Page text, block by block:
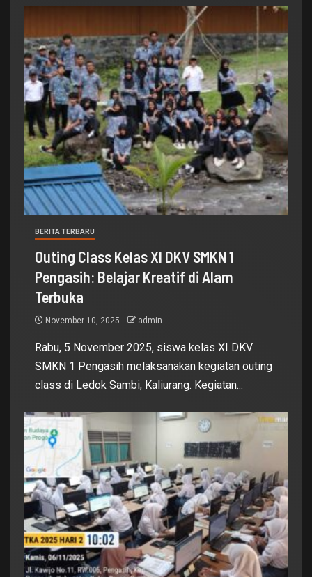
BERITA TERBARU
Outing Class Kelas XI DKV SMKN 1
Pengasih: Belajar Kreatif di Alam
Terbuka
November 10, 2025 admin
Rabu, 5 November 2025, siswa kelas XI DKV
SMKN 1 Pengasih melaksanakan kegiatan outing
class di Ledok Sambi, Kaliurang. Kegiatan...